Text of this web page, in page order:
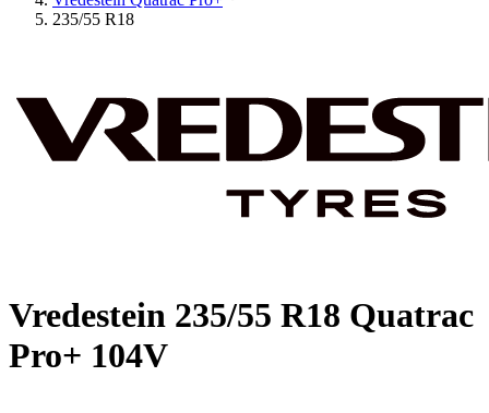
235/55 R18
Vredestein 235/55 R18 Quatrac
Pro+ 104V